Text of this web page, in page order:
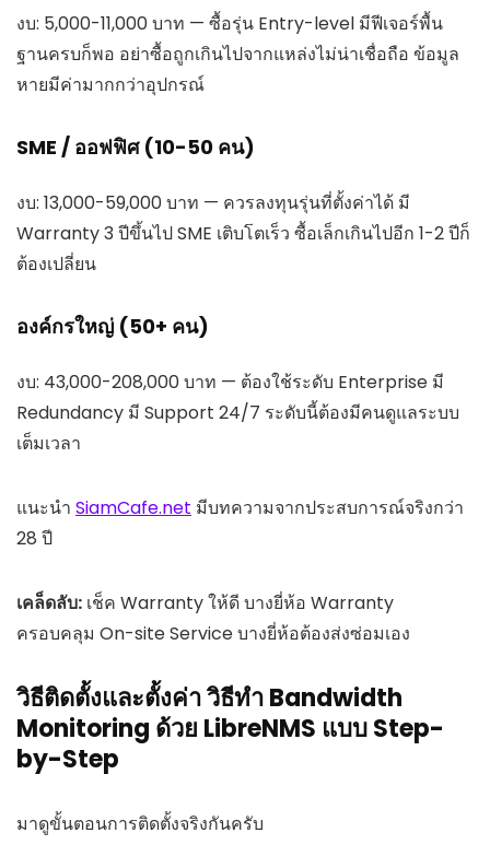
งบ: 5,000-11,000 บาท — ซื้อรุ่น Entry-level มีฟีเจอร์พื้น
ฐานครบก็พอ อย่าซื้อถูกเกินไปจากแหล่งไม่น่าเชื่อถือ ข้อมูล
หายมีค่ามากกว่าอุปกรณ์
SME / ออฟฟิศ (10-50 คน)
งบ: 13,000-59,000 บาท — ควรลงทุนรุ่นที่ตั้งค่าได้ มี
Warranty 3 ปีขึ้นไป SME เติบโตเร็ว ซื้อเล็กเกินไปอีก 1-2 ปีก็
ต้องเปลี่ยน
องค์กรใหญ่ (50+ คน)
งบ: 43,000-208,000 บาท — ต้องใช้ระดับ Enterprise มี
Redundancy มี Support 24/7 ระดับนี้ต้องมีคนดูแลระบบ
เต็มเวลา
แนะนำ SiamCafe.net มีบทความจากประสบการณ์จริงกว่า
28 ปี
เคล็ดลับ: เช็ค Warranty ให้ดี บางยี่ห้อ Warranty
ครอบคลุม On-site Service บางยี่ห้อต้องส่งซ่อมเอง
วิธีติดตั้งและตั้งค่า วิธีทำ Bandwidth
Monitoring ด้วย LibreNMS แบบ Step-
by-Step
มาดูขั้นตอนการติดตั้งจริงกันครับ